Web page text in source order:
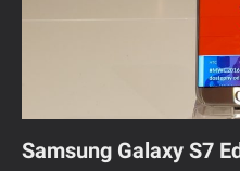
Samsung Galaxy S7